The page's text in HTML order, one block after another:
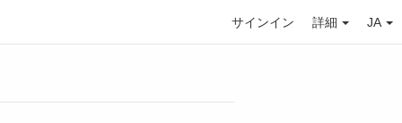
サインイン 詳細 JA